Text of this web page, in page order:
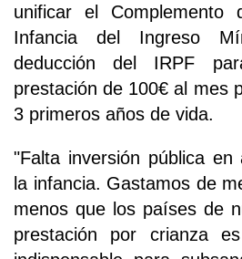
unificar el Complemento
Infancia del Ingreso
deducción del IRPF
prestación de 100€ al mes
3 primeros años de vida.
"Falta inversión pública
la infancia. Gastamos de
menos que los países de
prestación por crianza